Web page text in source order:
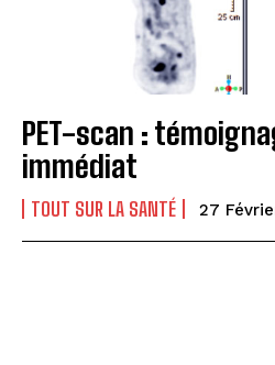
PET-scan :
immédiat
TOUT SUR LA SANTÉ 27